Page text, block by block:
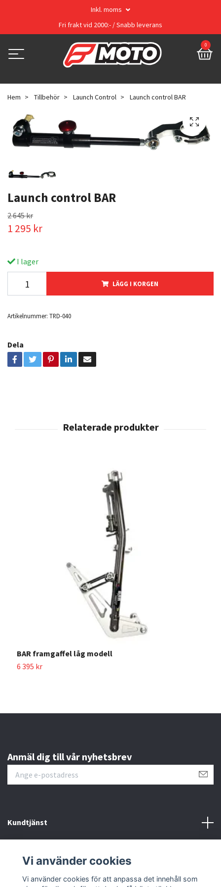
Inkl. moms
Fri frakt vid 2000:- / Snabb leverans
0
Hem Tillbehör Launch Control Launch control BAR
Launch control BAR
2 645 kr
1 295 kr
I lager
LÄGG I KORGEN
Artikelnummer: TRD-040
Dela
BAR framgaffel låg modell
6 395 kr
Anmäl dig till vår nyhetsbrev
Kundtjänst
Sociala medier
Vi använder cookies
Vi använder cookies för att anpassa det innehåll som